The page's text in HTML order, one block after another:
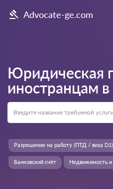
Advocate-ge.com
Юридическая
иностранцам в
Разрешение на работу (ПТД / виза D1)
Банковский счёт Недвижимость и